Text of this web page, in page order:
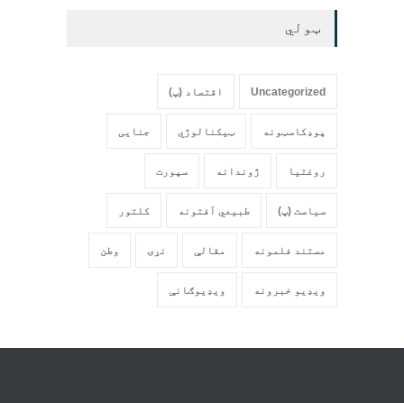
ټولي
Uncategorized اقتصاد (پ)
پوډکاسټونه ټیکنالوژي جنایی
روغتیا ژوندانه سپورت
سیاست (پ) طبیعي آفتونه کلتور
مستند فلمونه مقالې نړۍ وطن
ویډیو خبرونه ویډیوګانې